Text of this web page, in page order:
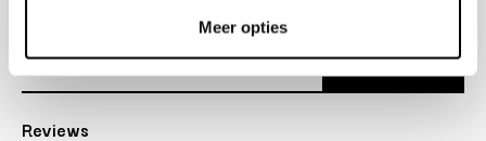
Meer opties
Reviews